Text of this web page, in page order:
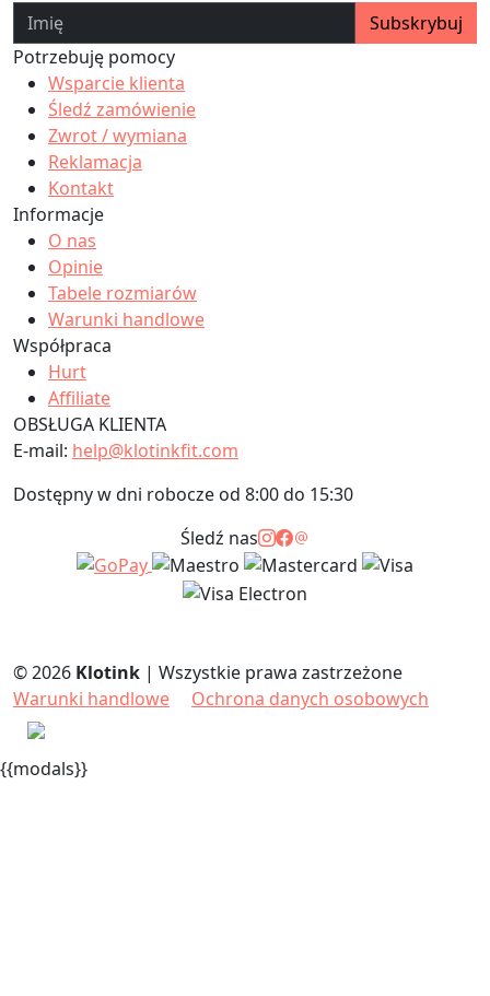
Potrzebuję pomocy
Wsparcie klienta
Śledź zamówienie
Zwrot / wymiana
Reklamacja
Kontakt
Informacje
O nas
Opinie
Tabele rozmiarów
Warunki handlowe
Współpraca
Hurt
Affiliate
OBSŁUGA KLIENTA
E-mail: help@klotinkfit.com
Dostępny w dni robocze od 8:00 do 15:30
Imię Subskrybuj
Śledź nas
© 2026 Klotink | Wszystkie prawa zastrzeżone
Warunki handlowe
Ochrona danych osobowych
{{modals}}